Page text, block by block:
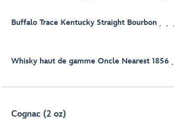
Buffalo Trace Kentucky Straight Bourbon
Whisky haut de gamme Oncle Nearest 1856
Cognac (2 oz)